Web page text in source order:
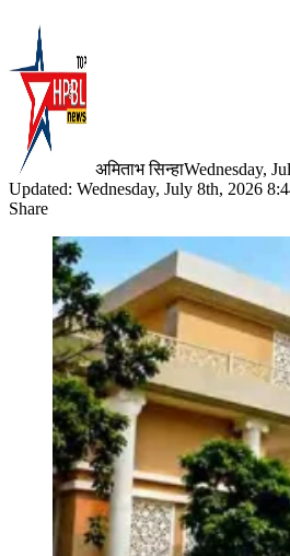
अमिताभ सिन्हाWednesday,
Updated: Wednesday, July 8th, 2026
Share